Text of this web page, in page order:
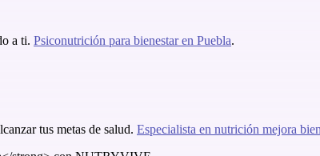
a ti. Psiconutrición para bienestar en Puebla.
tus metas de salud. Especialista en nutrición mejora